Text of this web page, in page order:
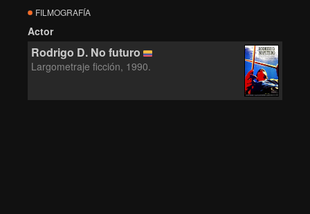
FILMOGRAFÍA
Actor
Rodrigo D. No futuro
Largometraje ficción, 1990.